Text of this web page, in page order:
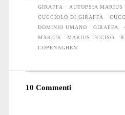
GIRAFFA
AUTOPSIA MARIUS
CUCCIOLO DI GIRAFFA
DOMINIO UMANO
GIRAFFA
MARIUS
MARIUS UCCISO
COPENAGHEN
10 Commenti